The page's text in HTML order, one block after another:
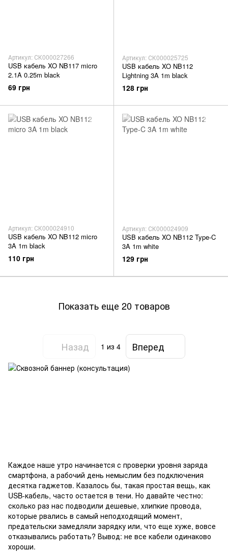
Артикул: СК000027266
USB кабель XO NB117 micro
2.1A 0.25m black
69 грн
Артикул: СК000025725
USB кабель XO NB112
Lightning 3A 1m black
128 грн
Артикул: СК000024910
USB кабель XO NB112 micro
3A 1m black
110 грн
Артикул: СК000024909
USB кабель XO NB112 Type-C
3A 1m white
129 грн
Показать еще 20 товаров
Назад 1 из 4 Вперед
Каждое наше утро начинается с проверки уровня заряда
смартфона, а рабочий день немыслим без подключения
десятка гаджетов. Казалось бы, такая простая вещь, как
USB-кабель, часто остается в тени. Но давайте честно:
сколько раз нас подводили дешевые, хлипкие провода,
которые рвались в самый неподходящий момент,
предательски замедляли зарядку или, что еще хуже, вовсе
отказывались работать? Вывод: не все кабели одинаково
хороши.